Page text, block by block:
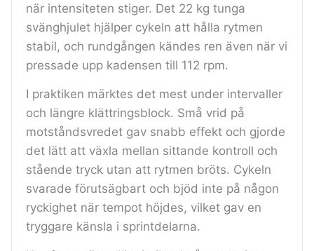
när intensiteten stiger. Det 22 kg tunga
svänghjulet hjälper cykeln att hålla rytmen
stabil, och rundgången kändes ren även när vi
pressade upp kadensen till 112 rpm.
I praktiken märktes det mest under intervaller
och längre klättringsblock. Små vrid på
motståndsvredet gav snabb effekt och gjorde
det lätt att växla mellan sittande kontroll och
stående tryck utan att rytmen bröts. Cykeln
svarade förutsägbart och bjöd inte på någon
ryckighet när tempot höjdes, vilket gav en
tryggare känsla i sprintdelarna.